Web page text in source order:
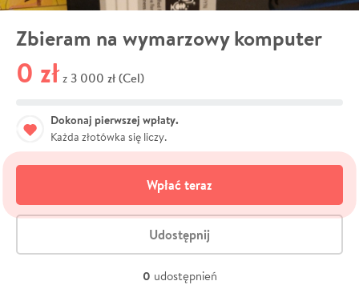
Zbieram na wymarzowy komputer
0 zł z 3 000 zł (Cel)
Dokonaj pierwszej wpłaty.
Każda złotówka się liczy.
Wpłać teraz
Udostępnij
0 udostępnień